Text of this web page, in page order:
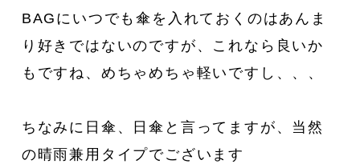
BAGにいつでも傘を入れておくのはあんま
り好きではないのですが、これなら良いか
もですね、めちゃめちゃ軽いですし、、、
ちなみに日傘、日傘と言ってますが、当然
の晴雨兼用タイプでございます